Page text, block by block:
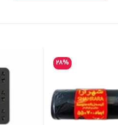
28%